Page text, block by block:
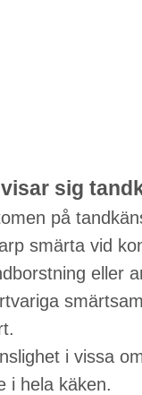
sig
på
smärta vid
eller
i vissa
i hela käken.